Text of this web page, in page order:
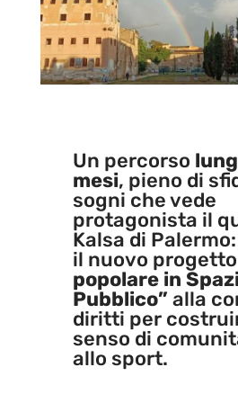
Un percorso
mesi, pieno di
sogni che vede
protagonista il
Kalsa di
il nuovo progetto
popolare in
Pubblico” alla
diritti per
senso di
allo sport.